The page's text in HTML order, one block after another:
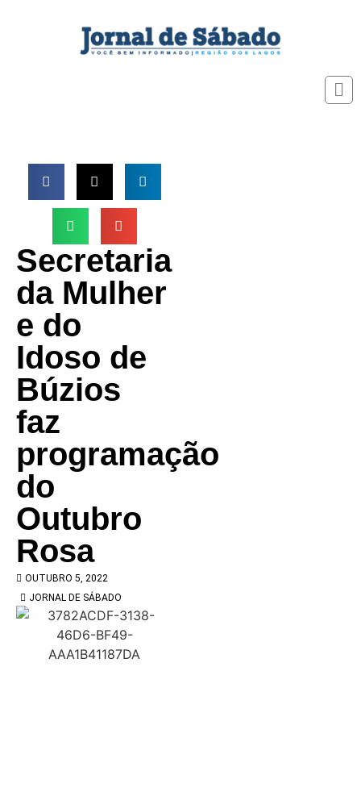
Secretaria
da Mulher
e do
Idoso de
Búzios
faz
programação
do
Outubro
Rosa
OUTUBRO 5, 2022
JORNAL DE SÁBADO